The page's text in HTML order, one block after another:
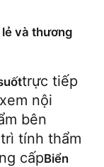
lẻ và thương
trực tiếp
nội
bên
tính thẩm
cấpBiển